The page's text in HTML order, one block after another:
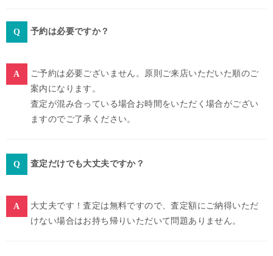
予約は必要ですか？
ご予約は必要ございません。原則ご来店いただいた順のご
案内になります。
査定が混み合っている場合お時間をいただく場合がござい
ますのでご了承ください。
査定だけでも大丈夫ですか？
大丈夫です！査定は無料ですので、査定額にご納得いただ
けない場合はお持ち帰りいただいて問題ありません。